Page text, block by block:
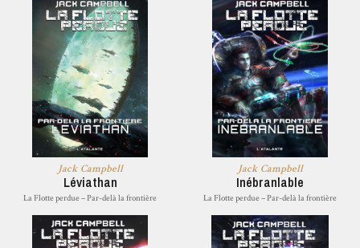
Jack Campbell
Léviathan
La Flotte perdue – Par-delà la frontière
Jack Campbell
Inébranlable
La Flotte perdue – Par-delà la frontière